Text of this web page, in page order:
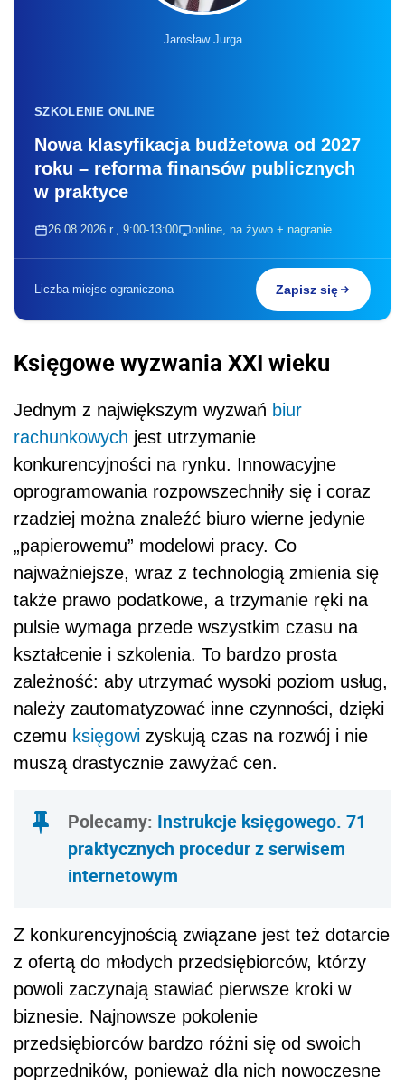
Jarosław Jurga
SZKOLENIE ONLINE
Nowa klasyfikacja budżetowa od 2027
roku – reforma finansów publicznych
w praktyce
26.08.2026 r., 9:00-13:00 online, na żywo + nagranie
Liczba miejsc ograniczona Zapisz się
Księgowe wyzwania XXI wieku
Jednym z największym wyzwań biur
rachunkowych jest utrzymanie
konkurencyjności na rynku. Innowacyjne
oprogramowania rozpowszechniły się i coraz
rzadziej można znaleźć biuro wierne jedynie
„papierowemu” modelowi pracy. Co
najważniejsze, wraz z technologią zmienia się
także prawo podatkowe, a trzymanie ręki na
pulsie wymaga przede wszystkim czasu na
kształcenie i szkolenia. To bardzo prosta
zależność: aby utrzymać wysoki poziom usług,
należy zautomatyzować inne czynności, dzięki
czemu księgowi zyskują czas na rozwój i nie
muszą drastycznie zawyżać cen.
Polecamy: Instrukcje księgowego. 71
praktycznych procedur z serwisem
internetowym
Z konkurencyjnością związane jest też dotarcie
z ofertą do młodych przedsiębiorców, którzy
powoli zaczynają stawiać pierwsze kroki w
biznesie. Najnowsze pokolenie
przedsiębiorców bardzo różni się od swoich
poprzedników, ponieważ dla nich nowoczesne